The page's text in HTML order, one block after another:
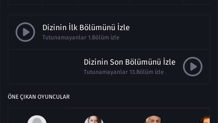
Dizinin İlk Bölümünü İzle
Tutunamayanlar 1.Bölüm izle
Dizinin Son Bölümünü İzle
Tutunamayanlar 13.Bölüm izle
ÖNE ÇIKAN OYUNCULAR